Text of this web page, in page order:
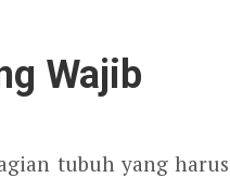
Wajib
tubuh yang harus